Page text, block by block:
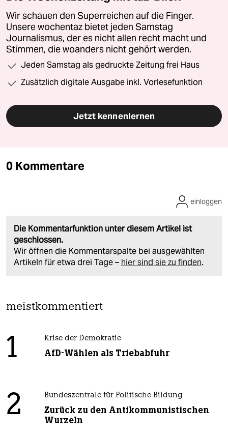
Wir schauen den Superreichen auf die Finger.
Unsere wochentaz bietet jeden Samstag
Journalismus, der es nicht allen recht macht und
Stimmen, die woanders nicht gehört werden.
Jeden Samstag als gedruckte Zeitung frei Haus
Zusätzlich digitale Ausgabe inkl. Vorlesefunktion
Jetzt kennenlernen
0 Kommentare
Die Kommentarfunktion unter diesem Artikel ist
geschlossen.
Wir öffnen die Kommentarspalte bei ausgewählten
Artikeln für etwa drei Tage – hier sind sie zu finden.
einloggen
meistkommentiert
1 Krise der Demokratie
AfD-Wählen als Triebabfuhr
2 Bundeszentrale für Politische Bildung
Zurück zu den Antikommunistischen
Wurzeln